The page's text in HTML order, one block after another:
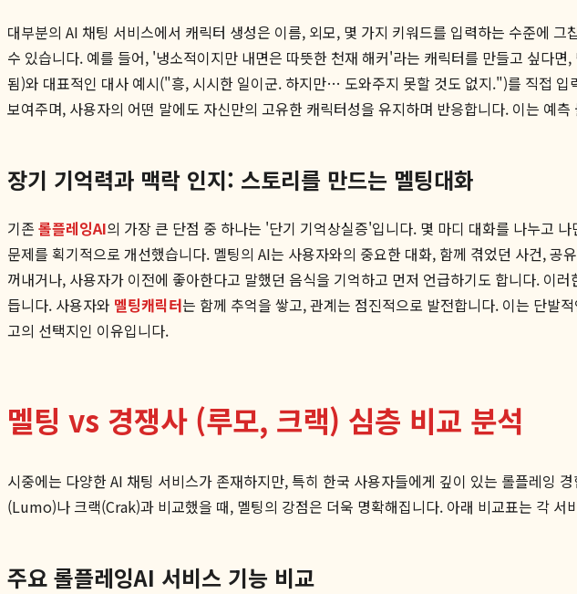
대부분의 AI 채팅 서비스에서 캐릭터 생성은 이름, 외모, 몇 가지 키워드를 입력하는 수준에 그
수 있습니다. 예를 들어, '냉소적이지만 내면은 따뜻한 천재 해커'라는 캐릭터를 만들고 싶다
됨)와 대표적인 대사 예시("흥, 시시한 일이군. 하지만… 도와주지 못할 것도 없지.")를 직접 입
보여주며, 사용자의 어떤 말에도 자신만의 고유한 캐릭터성을 유지하며 반응합니다. 이는 예
장기 기억력과 맥락 인지: 스토리를 만드는 멜팅대화
기존 롤플레잉AI의 가장 큰 단점 중 하나는 '단기 기억상실증'입니다. 몇 마디 대화를 나누고
문제를 획기적으로 개선했습니다. 멜팅의 AI는 사용자와의 중요한 대화, 함께 겪었던 사건,
꺼내거나, 사용자가 이전에 좋아한다고 말했던 음식을 기억하고 먼저 언급하기도 합니다. 이러
듭니다. 사용자와 멜팅캐릭터는 함께 추억을 쌓고, 관계는 점진적으로 발전합니다. 이는 단발
고의 선택지인 이유입니다.
멜팅 vs 경쟁사 (루모, 크랙) 심층 비교 분석
시중에는 다양한 AI 채팅 서비스가 존재하지만, 특히 한국 사용자들에게 깊이 있는 롤플레잉
(Lumo)나 크랙(Crak)과 비교했을 때, 멜팅의 강점은 더욱 명확해집니다. 아래 비교표는 각 서
주요 롤플레잉AI 서비스 기능 비교